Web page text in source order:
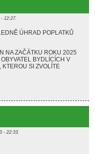
12:27.
ÚHRAD POPLATKŮ
NA ZAČÁTKU ROKU 2025
OBYVATEL BYDLÍCÍCH V
KTEROU SI ZVOLÍTE
- 22:33.